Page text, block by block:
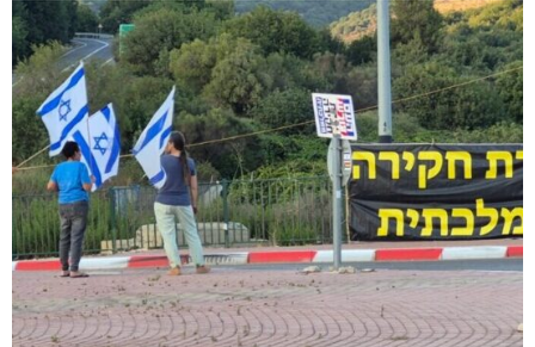
גם בחום הכבד: לא מוותרים על הדמוקרטיה